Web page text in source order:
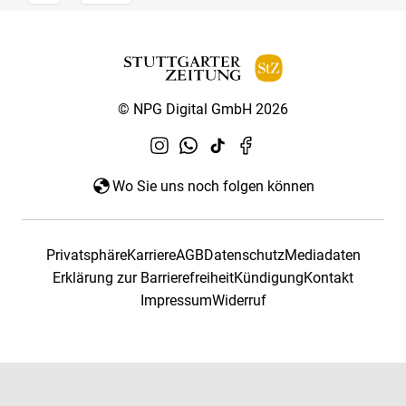
© NPG Digital GmbH 2026
Wo Sie uns noch folgen können
PrivatsphäreKarriereAGBDatenschutzMediadaten
Erklärung zur BarrierefreiheitKündigungKontakt
ImpressumWiderruf